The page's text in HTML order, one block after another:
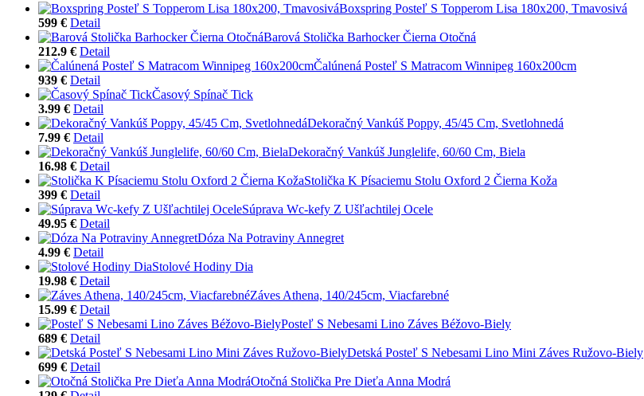
Boxspring Posteľ S Topperom Lisa 180x200, Tmavosivá
599 € Detail
Barová Stolička Barhocker Čierna Otočná
212.9 € Detail
Čalúnená Posteľ S Matracom Winnipeg 160x200cm
939 € Detail
Časový Spínač Tick
3.99 € Detail
Dekoračný Vankúš Poppy, 45/45 Cm, Svetlohnedá
7.99 € Detail
Dekoračný Vankúš Junglelife, 60/60 Cm, Biela
16.98 € Detail
Stolička K Písaciemu Stolu Oxford 2 Čierna Koža
399 € Detail
Súprava Wc-kefy Z Ušľachtilej Ocele
49.95 € Detail
Dóza Na Potraviny Annegret
4.99 € Detail
Stolové Hodiny Dia
19.98 € Detail
Záves Athena, 140/245cm, Viacfarebné
15.99 € Detail
Posteľ S Nebesami Lino Záves Béžovo-Biely
689 € Detail
Detská Posteľ S Nebesami Lino Mini Záves Ružovo-Biely
699 € Detail
Otočná Stolička Pre Dieťa Anna Modrá